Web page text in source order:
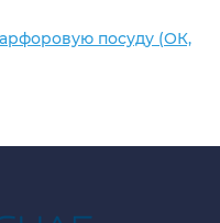
посуду (ОК,